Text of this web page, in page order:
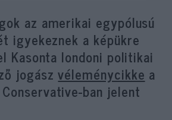
az amerikai egypólusú
igyekeznek a képükre
Kasonta londoni politikai
jogászvéleménycikke a
ban jelent